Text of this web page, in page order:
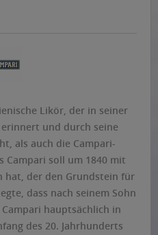
Likör, der in seiner
und durch seine
als auch die Campari-
Campari soll um 1840 mit
hat, der den Grundstein für
dass nach seinem Sohn
hauptsächlich in
des 20. Jahrhunderts